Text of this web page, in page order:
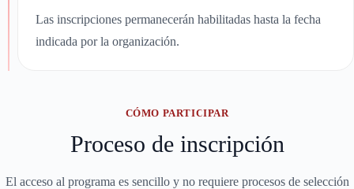
Las inscripciones permanecerán habilitadas hasta la fecha
indicada por la organización.
CÓMO PARTICIPAR
Proceso de inscripción
El acceso al programa es sencillo y no requiere procesos de selección